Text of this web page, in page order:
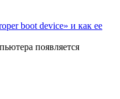
boot device» и как ее
появляется